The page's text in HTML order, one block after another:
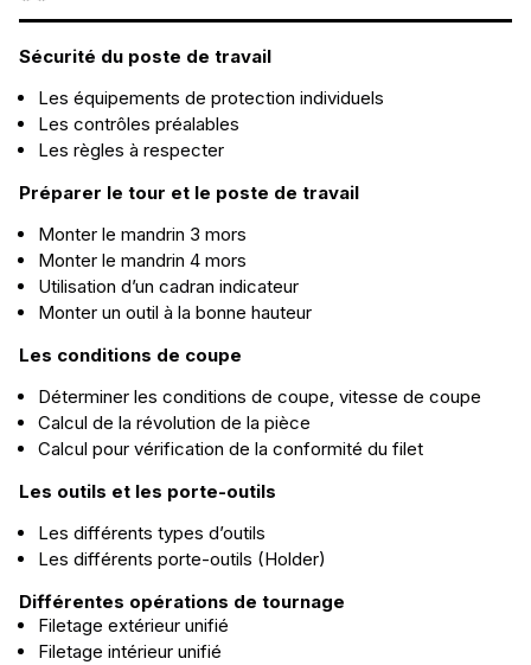
Sécurité du poste de travail
Les équipements de protection individuels
Les contrôles préalables
Les règles à respecter
Préparer le tour et le poste de travail
Monter le mandrin 3 mors
Monter le mandrin 4 mors
Utilisation d’un cadran indicateur
Monter un outil à la bonne hauteur
Les conditions de coupe
Déterminer les conditions de coupe, vitesse de coupe
Calcul de la révolution de la pièce
Calcul pour vérification de la conformité du filet
Les outils et les porte-outils
Les différents types d’outils
Les différents porte-outils (Holder)
Différentes opérations de tournage
Filetage extérieur unifié
Filetage intérieur unifié